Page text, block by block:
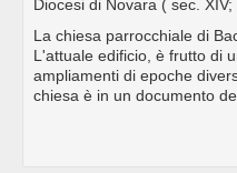
Diocesi di Novara ( sec. XIV;
La chiesa parrocchiale di
L'attuale edificio, è frutto di
ampliamenti di epoche
chiesa è in un documento